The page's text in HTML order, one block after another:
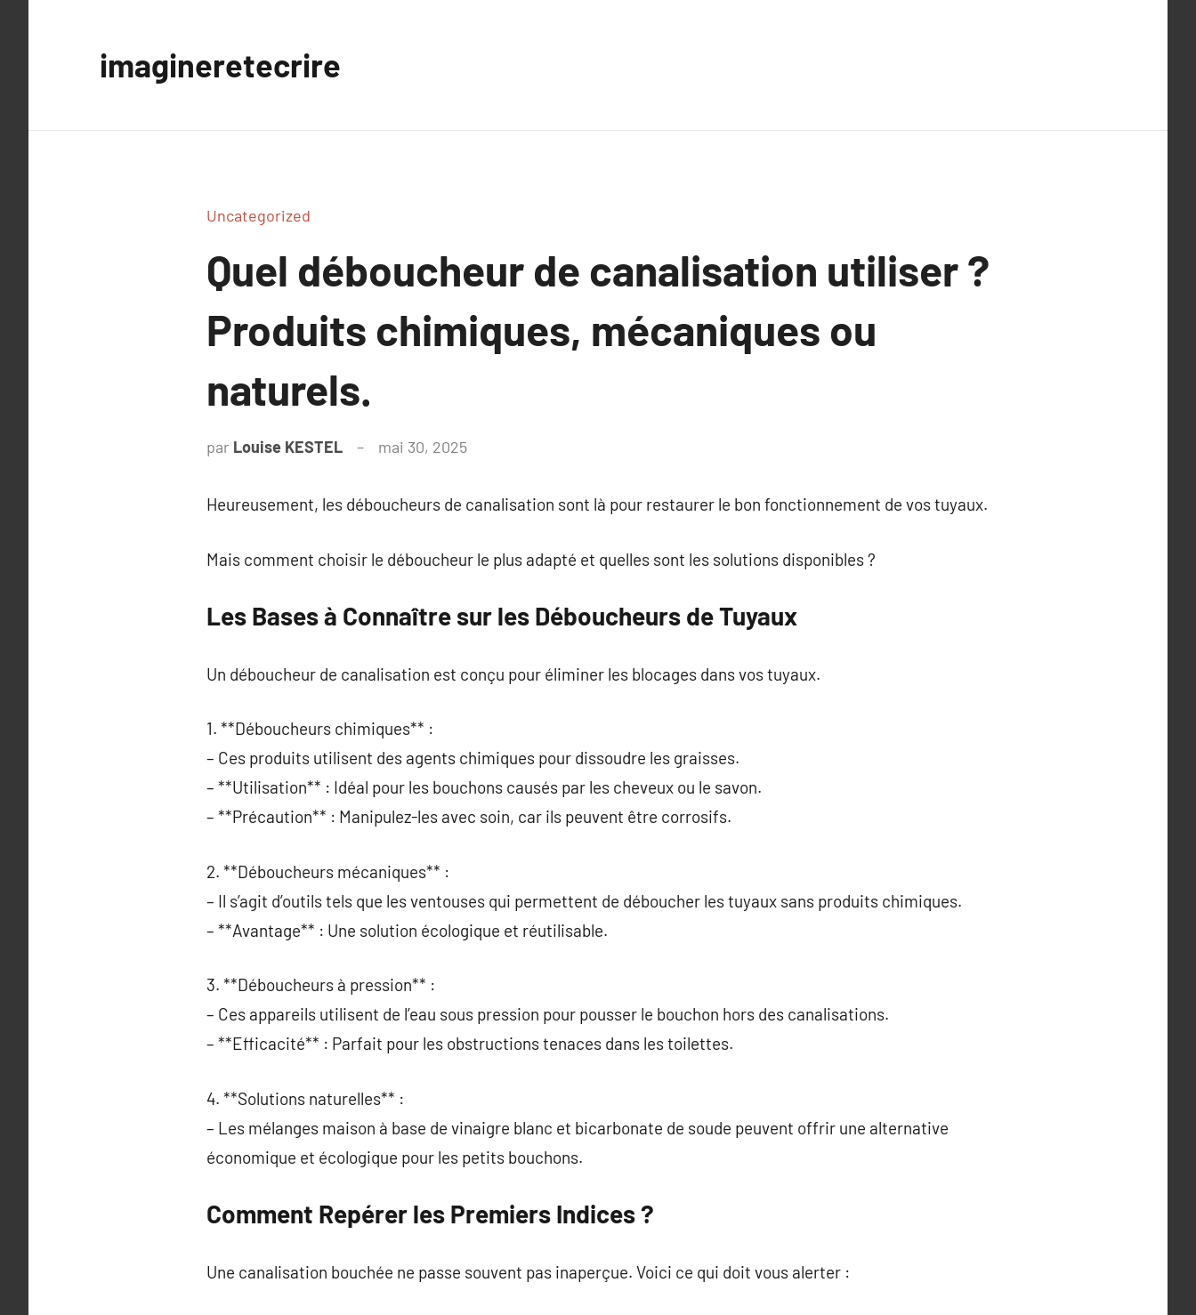
imagineretecrire
Uncategorized
Quel déboucheur de canalisation utiliser ?
Produits chimiques, mécaniques ou
naturels.
par Louise KESTEL mai 30, 2025
Heureusement, les déboucheurs de canalisation sont là pour restaurer le bon fonctionnement de vos tuyaux.
Mais comment choisir le déboucheur le plus adapté et quelles sont les solutions disponibles ?
Les Bases à Connaître sur les Déboucheurs de Tuyaux
Un déboucheur de canalisation est conçu pour éliminer les blocages dans vos tuyaux.
1. **Déboucheurs chimiques** :
– Ces produits utilisent des agents chimiques pour dissoudre les graisses.
– **Utilisation** : Idéal pour les bouchons causés par les cheveux ou le savon.
– **Précaution** : Manipulez-les avec soin, car ils peuvent être corrosifs.
2. **Déboucheurs mécaniques** :
– Il s’agit d’outils tels que les ventouses qui permettent de déboucher les tuyaux sans produits chimiques.
– **Avantage** : Une solution écologique et réutilisable.
3. **Déboucheurs à pression** :
– Ces appareils utilisent de l’eau sous pression pour pousser le bouchon hors des canalisations.
– **Efficacité** : Parfait pour les obstructions tenaces dans les toilettes.
4. **Solutions naturelles** :
– Les mélanges maison à base de vinaigre blanc et bicarbonate de soude peuvent offrir une alternative
économique et écologique pour les petits bouchons.
Comment Repérer les Premiers Indices ?
Une canalisation bouchée ne passe souvent pas inaperçue. Voici ce qui doit vous alerter :